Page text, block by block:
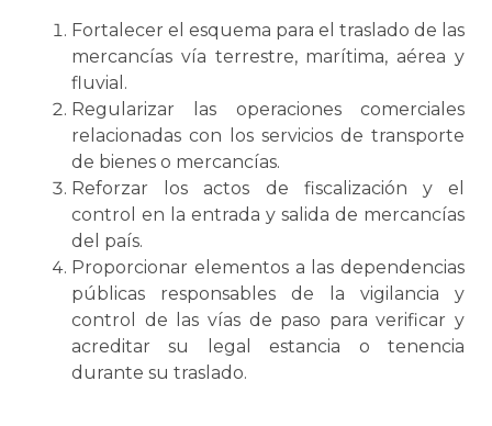
Fortalecer el esquema para el traslado de las
mercancías vía terrestre, marítima, aérea y
fluvial.
Regularizar las operaciones comerciales
relacionadas con los servicios de transporte
de bienes o mercancías.
Reforzar los actos de fiscalización y el
control en la entrada y salida de mercancías
del país.
Proporcionar elementos a las dependencias
públicas responsables de la vigilancia y
control de las vías de paso para verificar y
acreditar su legal estancia o tenencia
durante su traslado.